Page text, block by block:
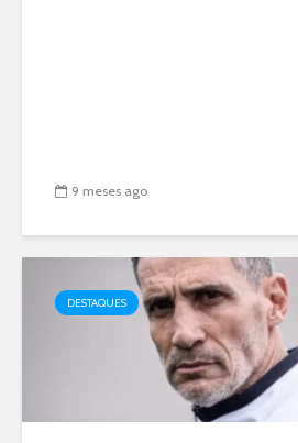
9 meses ago
DESTAQUES